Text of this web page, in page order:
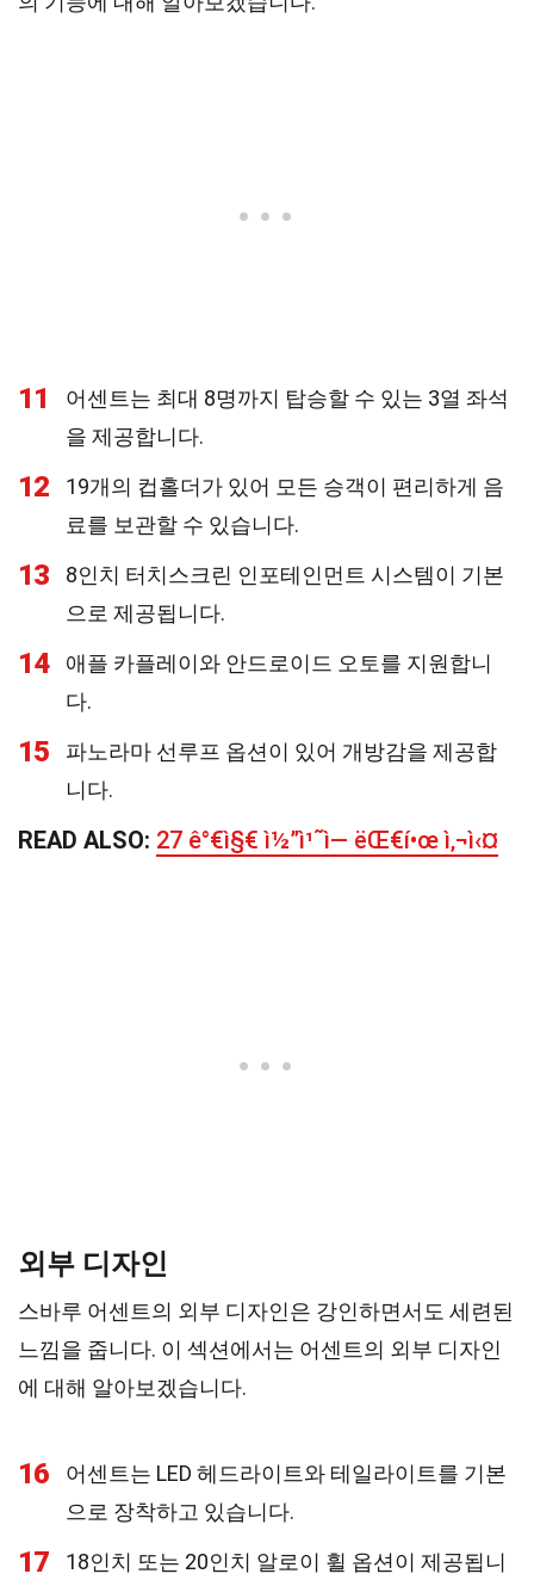
11
어센트는 최대 8명까지 탑승할 수 있는 3열 좌석
을 제공합니다.
12
19개의 컵홀더가 있어 모든 승객이 편리하게 음
료를 보관할 수 있습니다.
13
8인치 터치스크린 인포테인먼트 시스템이 기본
으로 제공됩니다.
14
애플 카플레이와 안드로이드 오토를 지원합니
다.
15
파노라마 선루프 옵션이 있어 개방감을 제공합
니다.
READ ALSO: 27 ê°€ì§€ ì½”ì¹˜ì— ëŒ€í•œ ì‚¬ì‹¤
외부 디자인
스바루 어센트의 외부 디자인은 강인하면서도 세련된
느낌을 줍니다. 이 섹션에서는 어센트의 외부 디자인
에 대해 알아보겠습니다.
16
어센트는 LED 헤드라이트와 테일라이트를 기본
으로 장착하고 있습니다.
17
18인치 또는 20인치 알로이 휠 옵션이 제공됩니